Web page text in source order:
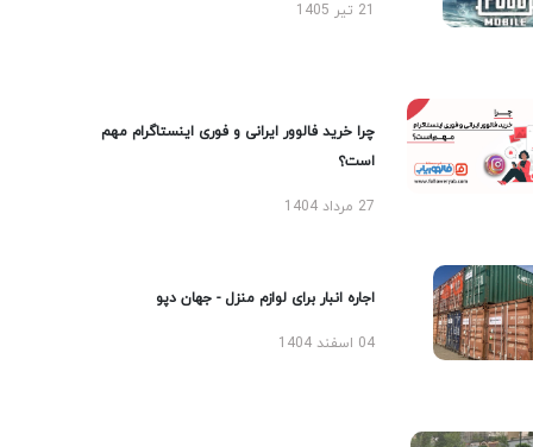
چرا خرید فالوور ایرانی و فوری اینستاگرام مهم
است؟
27 مرداد 1404
اجاره انبار برای لوازم منزل - جهان دپو
04 اسفند 1404